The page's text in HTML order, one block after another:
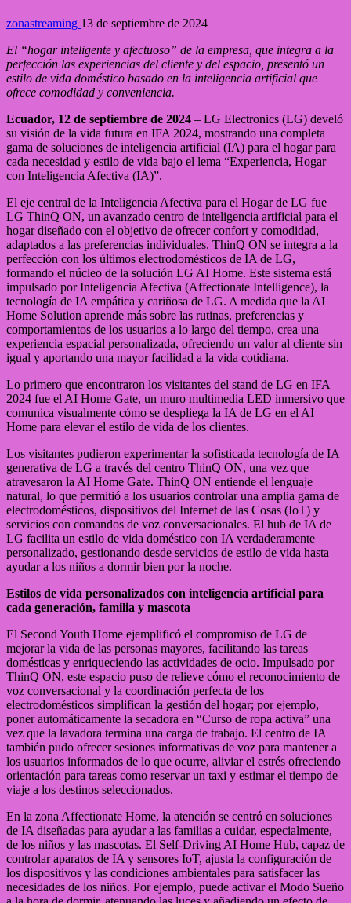
zonastreaming 13 de septiembre de 2024
El “hogar inteligente y afectuoso” de la empresa, que integra a la
perfección las experiencias del cliente y del espacio, presentó un
estilo de vida doméstico basado en la inteligencia artificial que
ofrece comodidad y conveniencia.
Ecuador, 12 de septiembre de 2024 – LG Electronics (LG) develó
su visión de la vida futura en IFA 2024, mostrando una completa
gama de soluciones de inteligencia artificial (IA) para el hogar para
cada necesidad y estilo de vida bajo el lema “Experiencia, Hogar
con Inteligencia Afectiva (IA)”.
El eje central de la Inteligencia Afectiva para el Hogar de LG fue
LG ThinQ ON, un avanzado centro de inteligencia artificial para el
hogar diseñado con el objetivo de ofrecer confort y comodidad,
adaptados a las preferencias individuales. ThinQ ON se integra a la
perfección con los últimos electrodomésticos de IA de LG,
formando el núcleo de la solución LG AI Home. Este sistema está
impulsado por Inteligencia Afectiva (Affectionate Intelligence), la
tecnología de IA empática y cariñosa de LG. A medida que la AI
Home Solution aprende más sobre las rutinas, preferencias y
comportamientos de los usuarios a lo largo del tiempo, crea una
experiencia espacial personalizada, ofreciendo un valor al cliente sin
igual y aportando una mayor facilidad a la vida cotidiana.
Lo primero que encontraron los visitantes del stand de LG en IFA
2024 fue el AI Home Gate, un muro multimedia LED inmersivo que
comunica visualmente cómo se despliega la IA de LG en el AI
Home para elevar el estilo de vida de los clientes.
Los visitantes pudieron experimentar la sofisticada tecnología de IA
generativa de LG a través del centro ThinQ ON, una vez que
atravesaron la AI Home Gate. ThinQ ON entiende el lenguaje
natural, lo que permitió a los usuarios controlar una amplia gama de
electrodomésticos, dispositivos del Internet de las Cosas (IoT) y
servicios con comandos de voz conversacionales. El hub de IA de
LG facilita un estilo de vida doméstico con IA verdaderamente
personalizado, gestionando desde servicios de estilo de vida hasta
ayudar a los niños a dormir bien por la noche.
Estilos de vida personalizados con inteligencia artificial para
cada generación, familia y mascota
El Second Youth Home ejemplificó el compromiso de LG de
mejorar la vida de las personas mayores, facilitando las tareas
domésticas y enriqueciendo las actividades de ocio. Impulsado por
ThinQ ON, este espacio puso de relieve cómo el reconocimiento de
voz conversacional y la coordinación perfecta de los
electrodomésticos simplifican la gestión del hogar; por ejemplo,
poner automáticamente la secadora en “Curso de ropa activa” una
vez que la lavadora termina una carga de trabajo. El centro de IA
también pudo ofrecer sesiones informativas de voz para mantener a
los usuarios informados de lo que ocurre, aliviar el estrés ofreciendo
orientación para tareas como reservar un taxi y estimar el tiempo de
viaje a los destinos seleccionados.
En la zona Affectionate Home, la atención se centró en soluciones
de IA diseñadas para ayudar a las familias a cuidar, especialmente,
de los niños y las mascotas. El Self-Driving AI Home Hub, capaz de
controlar aparatos de IA y sensores IoT, ajusta la configuración de
los dispositivos y las condiciones ambientales para satisfacer las
necesidades de los niños. Por ejemplo, puede activar el Modo Sueño